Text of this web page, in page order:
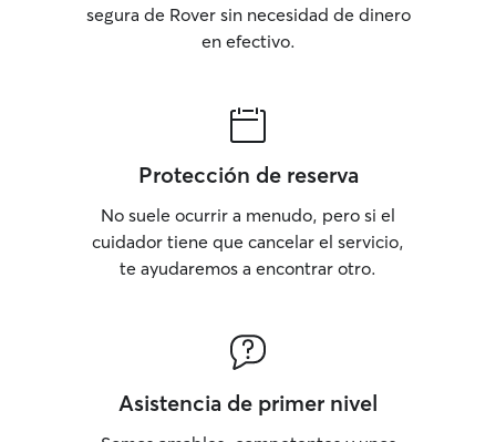
segura de Rover sin necesidad de dinero
en efectivo.
Protección de reserva
No suele ocurrir a menudo, pero si el
cuidador tiene que cancelar el servicio,
te ayudaremos a encontrar otro.
Asistencia de primer nivel